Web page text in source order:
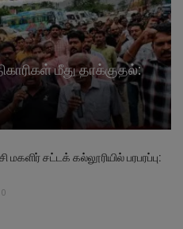
மீது தாக்குதல்:
மகளிர் சட்டக் கல்லூரியில் பரபரப்பு:
0